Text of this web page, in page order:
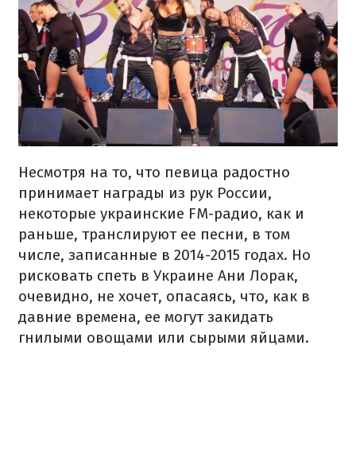
Несмотря на то, что певица радостно
принимает награды из рук России,
некоторые украинские FM-радио, как и
раньше, транслируют ее песни, в том
числе, записанные в 2014-2015 годах. Но
рисковать спеть в Украине Ани Лорак,
очевидно, не хочет, опасаясь, что, как в
давние времена, ее могут закидать
гнилыми овощами или сырыми яйцами.